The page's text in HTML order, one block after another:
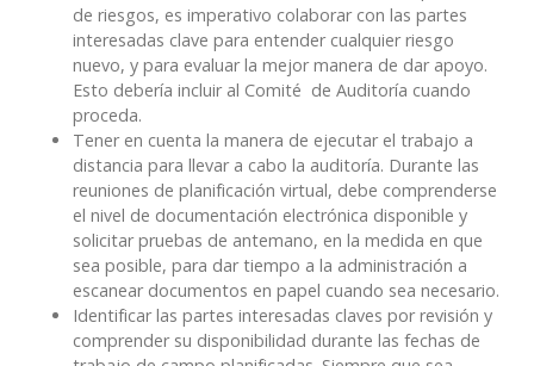
de riesgos, es imperativo colaborar con las partes
interesadas clave para entender cualquier riesgo
nuevo, y para evaluar la mejor manera de dar apoyo.
Esto debería incluir al Comité de Auditoría cuando
proceda.
Tener en cuenta la manera de ejecutar el trabajo a
distancia para llevar a cabo la auditoría. Durante las
reuniones de planificación virtual, debe comprenderse
el nivel de documentación electrónica disponible y
solicitar pruebas de antemano, en la medida en que
sea posible, para dar tiempo a la administración a
escanear documentos en papel cuando sea necesario.
Identificar las partes interesadas claves por revisión y
comprender su disponibilidad durante las fechas de